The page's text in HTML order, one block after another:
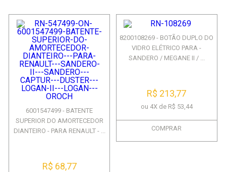
6001547499 - BATENTE
SUPERIOR DO AMORTECEDOR
DIANTEIRO - PARA RENAULT - ...
R$ 68,77
8200108269 - BOTÃO DUPLO DO
VIDRO ELÉTRICO PARA -
SANDERO / MEGANE II / ...
R$ 213,77
ou 4X de R$ 53,44
COMPRAR